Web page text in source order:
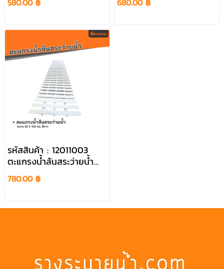
580.00 ฿ 680.00 ฿
รหัสสินค้า : 12011003
ตะแกรงน้ำล้นสระว่ายน้ำ
ขนาด 30 x 100 ซม. สี
ขาว
780.00 ฿